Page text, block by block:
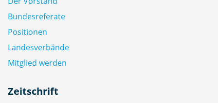
Bundesreferate
Positionen
Landesverbände
Mitglied werden
Zeitschrift